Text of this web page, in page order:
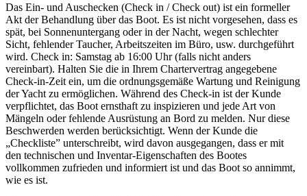
Das Ein- und Auschecken (Check in / Check out) ist ein formeller
Akt der Behandlung über das Boot. Es ist nicht vorgesehen, dass es
spät, bei Sonnenuntergang oder in der Nacht, wegen schlechter
Sicht, fehlender Taucher, Arbeitszeiten im Büro, usw. durchgeführt
wird. Check in: Samstag ab 16:00 Uhr (falls nicht anders
vereinbart). Halten Sie die in Ihrem Chartervertrag angegebene
Check-in-Zeit ein, um die ordnungsgemäße Wartung und Reinigung
der Yacht zu ermöglichen. Während des Check-in ist der Kunde
verpflichtet, das Boot ernsthaft zu inspizieren und jede Art von
Mängeln oder fehlende Ausrüstung an Bord zu melden. Nur diese
Beschwerden werden berücksichtigt. Wenn der Kunde die
„Checkliste” unterschreibt, wird davon ausgegangen, dass er mit
den technischen und Inventar-Eigenschaften des Bootes
vollkommen zufrieden und informiert ist und das Boot so annimmt,
wie es ist.